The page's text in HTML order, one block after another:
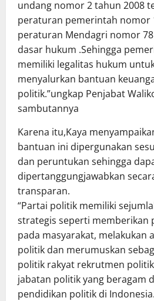
undang nomor 2 tahun 2008
peraturan pemerintah nomor
peraturan Mendagri nomor
dasar hukum .Sehingga
memiliki legalitas hukum
menyalurkan bantuan
politik.”ungkap Penjabat
sambutannya
Karena itu,Kaya
bantuan ini dipergunakan
dan peruntukan sehingga
dipertanggungjawabkan
transparan.
“Partai politik memiliki
strategis seperti memberikan
pada masyarakat, melakukan
politik dan merumuskan
politik rakyat rekrutmen
jabatan politik yang beragam
pendidikan politik di Indonesia.